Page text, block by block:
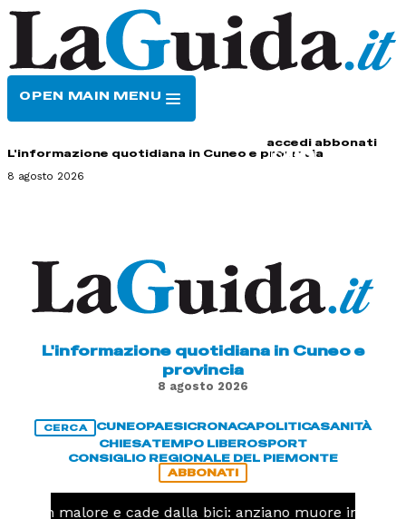
OPEN MAIN MENU
accedi abbonati
L'informazione quotidiana in Cuneo e provincia
8 agosto 2026
L'informazione quotidiana in Cuneo e
provincia
8 agosto 2026
CERCA CUNEOPAESICRONACAPOLITICASANITÀ
CHIESATEMPO LIBEROSPORT
CONSIGLIO REGIONALE DEL PIEMONTE
ABBONATI
Ha un malore e cade dalla bici: anziano muore in corso